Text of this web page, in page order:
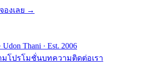
จองเลย →
Udon Thani · Est. 2006
มโปรโมชั่นบทความติดต่อเรา